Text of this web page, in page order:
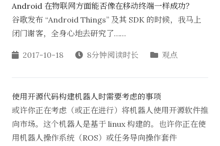
Android 在物联网方面能否像在移动终端一样成功？
谷歌发布 “Android Things” 及其 SDK 的时候，我马上
闭门谢客，全身心地去研究了……
2017-10-18 8分钟阅读时长 观点
使用开源代码构建机器人时需要考虑的事项
或许你正在考虑（或正在进行）将机器人使用开源软件推
向市场。这个机器人是基于 linux 构建的。也许你正在使
用机器人操作系统（ROS）或任务导向操作套件